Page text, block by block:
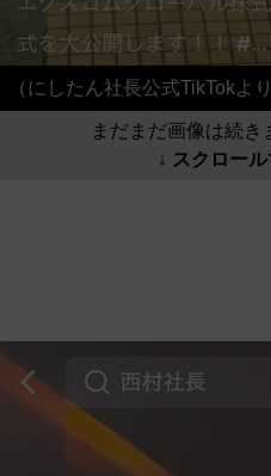
（にしたん社長公式TikTokより
まだまだ画像は続き
↓ スクロー